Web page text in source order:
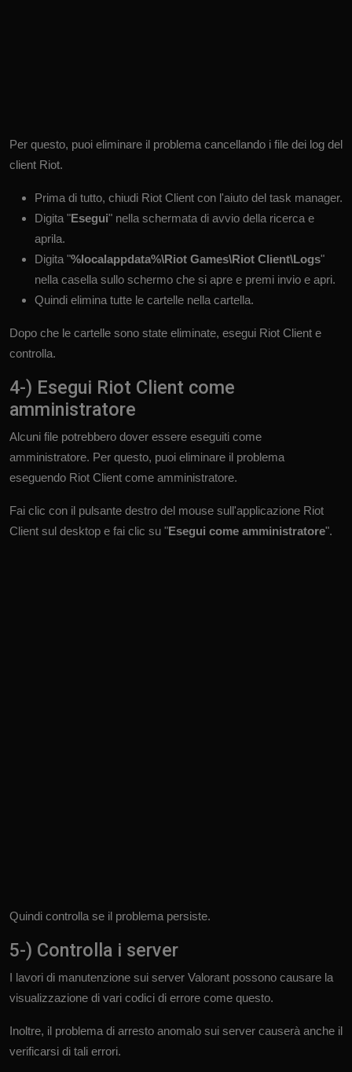
Per questo, puoi eliminare il problema cancellando i file dei log del
client Riot.
Prima di tutto, chiudi Riot Client con l'aiuto del task manager.
Digita "Esegui" nella schermata di avvio della ricerca e
aprila.
Digita "%localappdata%\Riot Games\Riot Client\Logs"
nella casella sullo schermo che si apre e premi invio e apri.
Quindi elimina tutte le cartelle nella cartella.
Dopo che le cartelle sono state eliminate, esegui Riot Client e
controlla.
4-) Esegui Riot Client come
amministratore
Alcuni file potrebbero dover essere eseguiti come
amministratore. Per questo, puoi eliminare il problema
eseguendo Riot Client come amministratore.
Fai clic con il pulsante destro del mouse sull'applicazione Riot
Client sul desktop e fai clic su "Esegui come amministratore".
Quindi controlla se il problema persiste.
5-) Controlla i server
I lavori di manutenzione sui server Valorant possono causare la
visualizzazione di vari codici di errore come questo.
Inoltre, il problema di arresto anomalo sui server causerà anche il
verificarsi di tali errori.